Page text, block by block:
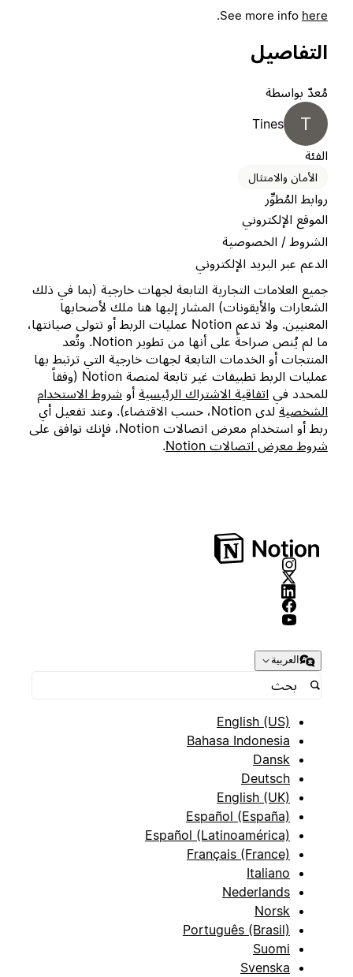
See more info here
.
التفاصيل
مُعدّ بواسطة
T
Tines
الفئة
الأمان والامتثال
روابط المُطوِّر
الموقع الإلكتروني
الشروط / الخصوصية
الدعم عبر البريد الإلكتروني
جميع العلامات التجارية التابعة لجهات خارجية (بما في ذلك
الشعارات والأيقونات) المشار إليها هنا ملك لأصحابها
المعنيين. ولا تدعم Notion عمليات الربط أو تتولى صيانتها،
ما لم يُنص صراحةً على أنها من تطوير Notion. وتُعد
المنتجات أو الخدمات التابعة لجهات خارجية التي ترتبط بها
عمليات الربط تطبيقات غير تابعة لمنصة Notion (وفقاً
للمحدد في اتفاقية الاشتراك الرئيسية أو شروط الاستخدام
الشخصية
لدى Notion، حسب الاقتضاء). وعند تفعيل أي
ربط أو استخدام معرض اتصالات Notion، فإنك توافق على
شروط معرض اتصالات Notion
.
العربية
English (US)
Bahasa Indonesia
Dansk
Deutsch
English (UK)
Español (España)
Español (Latinoamérica)
Français (France)
Italiano
Nederlands
Norsk
Português (Brasil)
Suomi
Svenska